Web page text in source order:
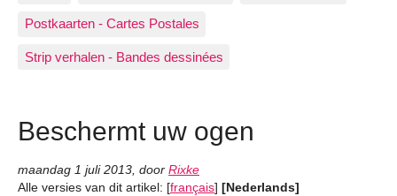
Postkaarten - Cartes Postales
Strip verhalen - Bandes dessinées
Beschermt uw ogen
maandag 1 juli 2013, door Rixke
Alle versies van dit artikel: [français] [Nederlands]